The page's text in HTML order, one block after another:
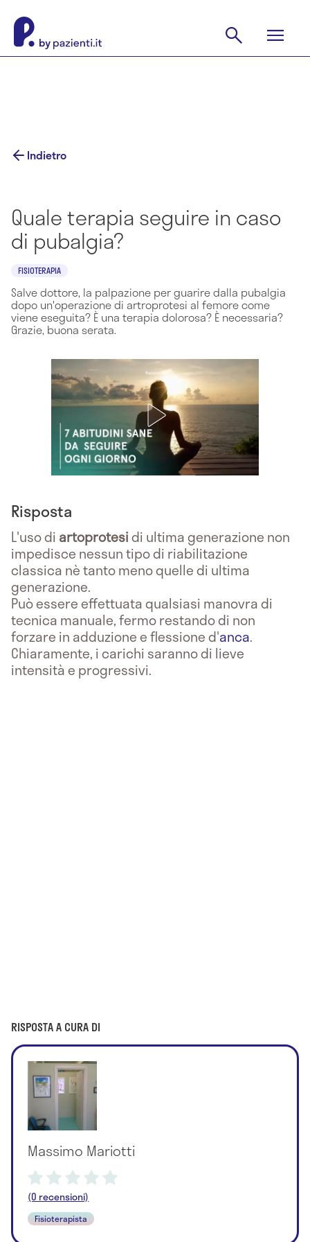
Indietro
Quale terapia seguire in caso
di pubalgia?
FISIOTERAPIA
Salve dottore, la palpazione per guarire dalla pubalgia
dopo un'operazione di artroprotesi al femore come
viene eseguita? È una terapia dolorosa? È necessaria?
Grazie, buona serata.
Risposta
L'uso di artoprotesidi ultima generazione non
impedisce nessun tipo di riabilitazione
classica nè tanto meno quelle di ultima
generazione.
Può essere effettuata qualsiasi manovra di
tecnica manuale, fermo restando di non
forzare in adduzione e flessione d'anca.
Chiaramente, i carichi saranno di lieve
intensità e progressivi.
RISPOSTA A CURA DI
Massimo Mariotti
(0 recensioni)
Fisioterapista